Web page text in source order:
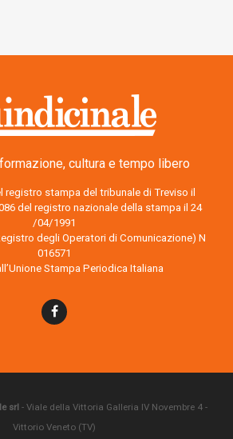
cultura e tempo libero
registro stampa del tribunale di Treviso il
del registro nazionale della stampa il 24
/04/1991
degli Operatori di Comunicazione) N
016571
Stampa Periodica Italiana
srl- Viale della Vittoria Galleria IV Novembre 4 -
Vittorio Veneto (TV)